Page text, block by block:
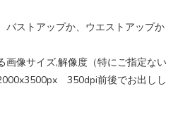
ストアップか、ウエストアップか
像サイズ,解像度（特にご指定ない
350dpi前後でお出しし